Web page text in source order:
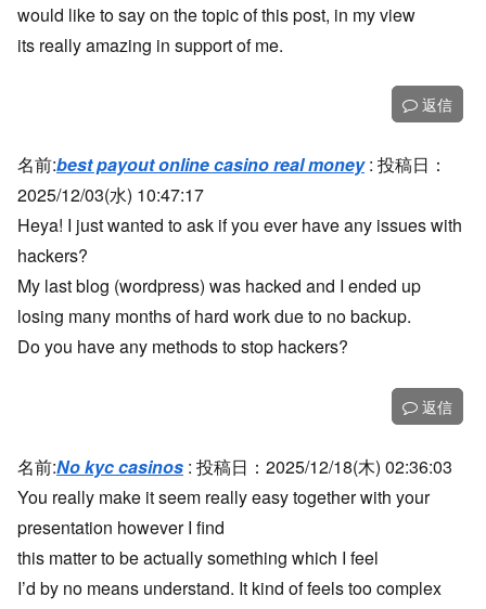
would like to say on the topic of this post, in my view
its really amazing in support of me.
返信
名前:best payout online casino real money: 投稿日：
2025/12/03(水) 10:47:17
Heya! I just wanted to ask if you ever have any issues with
hackers?
My last blog (wordpress) was hacked and I ended up
losing many months of hard work due to no backup.
Do you have any methods to stop hackers?
返信
名前:No kyc casinos : 投稿日：2025/12/18(木) 02:36:03
You really make it seem really easy together with your
presentation however I find
this matter to be actually something which I feel
I’d by no means understand. It kind of feels too complex